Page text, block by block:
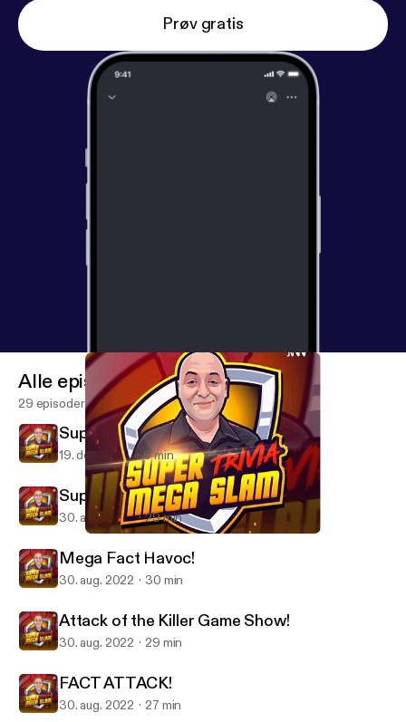
Prøv gratis
SUPER MEGA TRIVIA SLAM
Alle episoder
29 episoder
Super Mega Trivia Slam - BLAST!
19. dec. 2025 6 min
Super Mega Hullabaloo!
30. aug. 2022 29 min
Mega Fact Havoc!
30. aug. 2022 30 min
Attack of the Killer Game Show!
30. aug. 2022 29 min
FACT ATTACK!
30. aug. 2022 27 min